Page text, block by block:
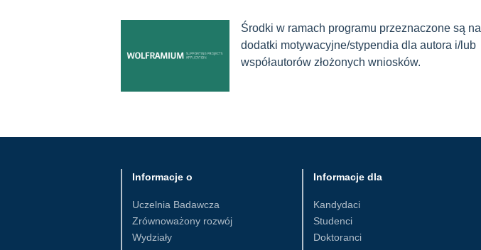
Środki w ramach programu przeznaczone są na
dodatki motywacyjne/stypendia dla autora i/lub
współautorów złożonych wniosków.
Informacje o
Uczelnia Badawcza
Zrównoważony rozwój
Wydziały
Informacje dla
Kandydaci
Studenci
Doktoranci